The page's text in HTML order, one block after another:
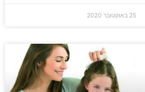
25 באוקטובר 2020